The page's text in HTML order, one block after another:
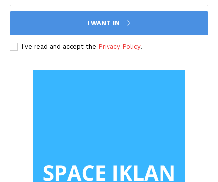
I WANT IN
I've read and accept the Privacy Policy.